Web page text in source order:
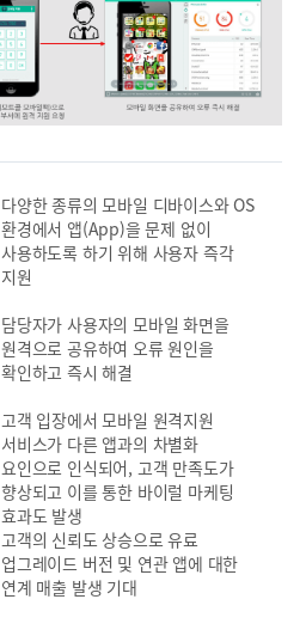
다양한 종류의 모바일 디바이스와 OS
환경에서 앱(App)을 문제 없이
사용하도록 하기 위해 사용자 즉각
지원
담당자가 사용자의 모바일 화면을
원격으로 공유하여 오류 원인을
확인하고 즉시 해결
고객 입장에서 모바일 원격지원
서비스가 다른 앱과의 차별화
요인으로 인식되어, 고객 만족도가
향상되고 이를 통한 바이럴 마케팅
효과도 발생
고객의 신뢰도 상승으로 유료
업그레이드 버전 및 연관 앱에 대한
연계 매출 발생 기대